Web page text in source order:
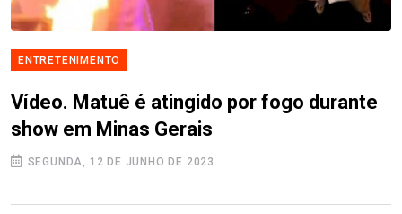
ENTRETENIMENTO
Vídeo. Matuê é atingido por fogo durante
show em Minas Gerais
SEGUNDA, 12 DE JUNHO DE 2023